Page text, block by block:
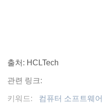
출처: HCLTech
관련 링크:
키워드: 컴퓨터 소프트웨어